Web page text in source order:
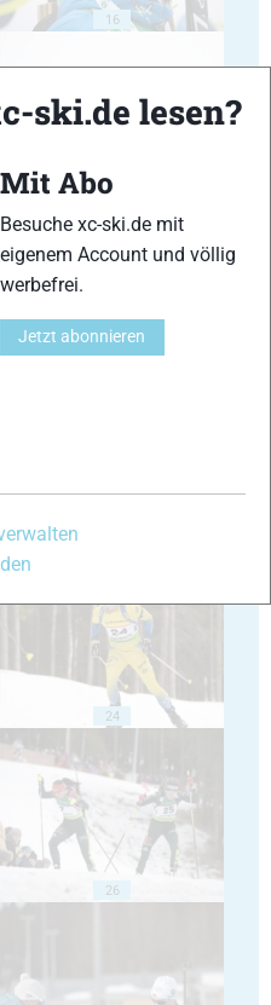
16
18
24
26
ski.de lesen?
Mit Abo
Besuche xc-ski.de mit
eigenem Account und völlig
werbefrei.
Jetzt abonnieren